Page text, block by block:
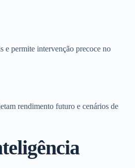
e permite intervenção precoce no
rendimento futuro e cenários de